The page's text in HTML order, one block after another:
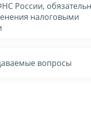
России,
налоговыми
вопросы